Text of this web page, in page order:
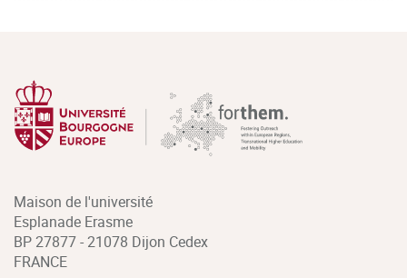
Maison de l'université
Esplanade Erasme
BP 27877 - 21078 Dijon Cedex
FRANCE